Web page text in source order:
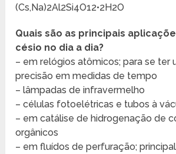
(Cs,Na)2Al2Si4O12•2H2O
Quais são as principais
césio no dia a dia?
– em relógios atômicos; para se ter
precisão em medidas de tempo
– lâmpadas de infravermelho
– células fotoelétricas e tubos à
– em catálise de hidrogenação de
orgânicos
– em fluídos de perfuração;